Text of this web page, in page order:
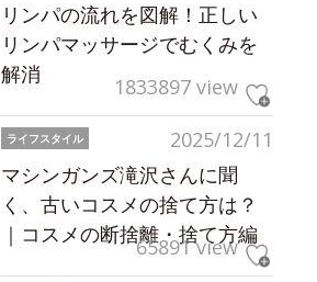
リンパの流れを図解！正しい
リンパマッサージでむくみを
解消
1833897 view
2025/12/11
ライフスタイル
マシンガンズ滝沢さんに聞
く、古いコスメの捨て方は？
｜コスメの断捨離・捨て方編
65891 view